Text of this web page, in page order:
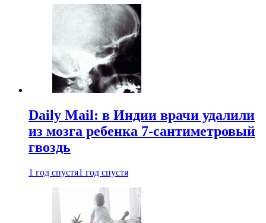
Daily Mail: в Индии врачи удалили
из мозга ребенка 7-сантиметровый
гвоздь
1 год спустя1 год спустя